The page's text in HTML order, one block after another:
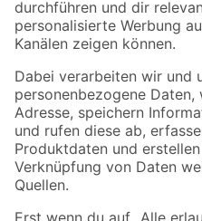
Folge uns
Zahlungsarten
Sicher einkaufen